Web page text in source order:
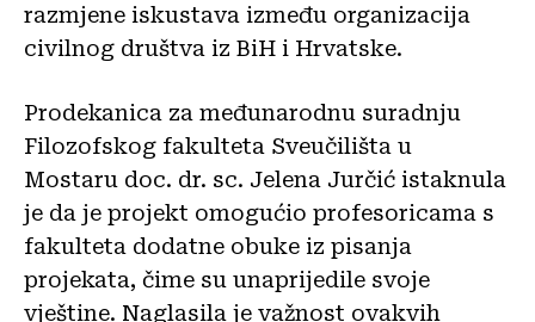
razmjene iskustava između organizacija
civilnog društva iz BiH i Hrvatske.
Prodekanica za međunarodnu suradnju
Filozofskog fakulteta Sveučilišta u
Mostaru doc. dr. sc. Jelena Jurčić istaknula
je da je projekt omogućio profesoricama s
fakulteta dodatne obuke iz pisanja
projekata, čime su unaprijedile svoje
vještine. Naglasila je važnost ovakvih